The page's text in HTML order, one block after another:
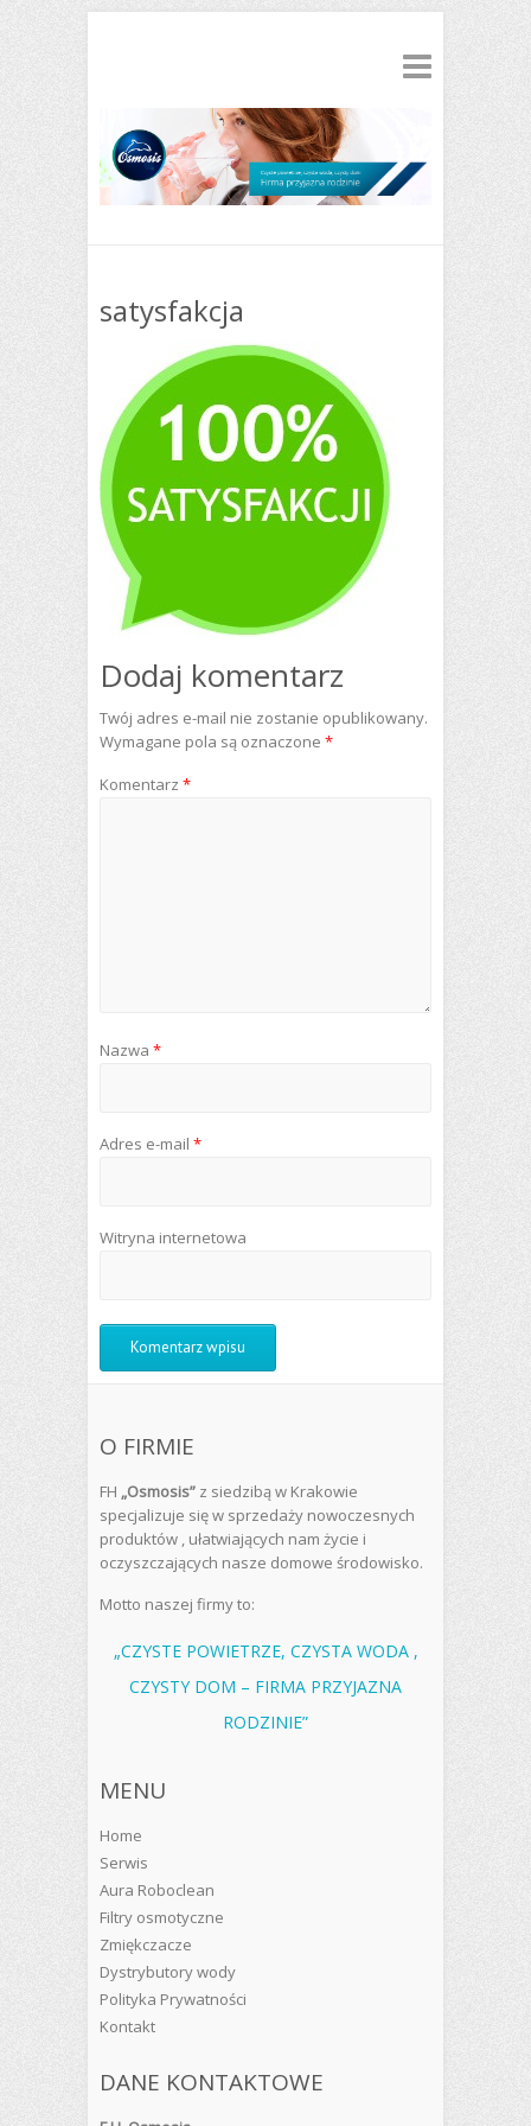
satysfakcja
Dodaj komentarz
Twój adres e-mail nie zostanie opublikowany.
Wymagane pola są oznaczone *
Komentarz *
Nazwa *
Adres e-mail *
Witryna internetowa
O FIRMIE
FH „Osmosis” z siedzibą w Krakowie
specjalizuje się w sprzedaży nowoczesnych
produktów , ułatwiających nam życie i
oczyszczających nasze domowe środowisko.
Motto naszej firmy to:
„CZYSTE POWIETRZE, CZYSTA WODA ,
CZYSTY DOM – FIRMA PRZYJAZNA
RODZINIE”
MENU
Home
Serwis
Aura Roboclean
Filtry osmotyczne
Zmiękczacze
Dystrybutory wody
Polityka Prywatności
Kontakt
DANE KONTAKTOWE